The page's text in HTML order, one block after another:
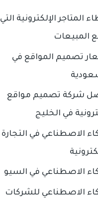
المتاجر الإلكترونية التي
المبيعات
تصميم المواقع في
شركة تصميم مواقع
في الخليج
الاصطناعي في التجارة
الاصطناعي في السيو
الاصطناعي للشركات